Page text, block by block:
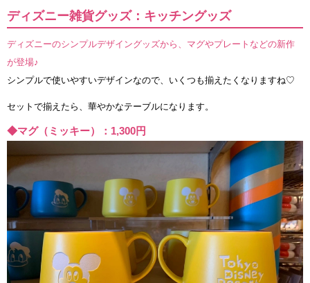
ディズニー雑貨グッズ：キッチングッズ
ディズニーのシンプルデザイングッズから、マグやプレートなどの新作
が登場♪
シンプルで使いやすいデザインなので、いくつも揃えたくなりますね♡
セットで揃えたら、華やかなテーブルになります。
◆マグ（ミッキー）：1,300円